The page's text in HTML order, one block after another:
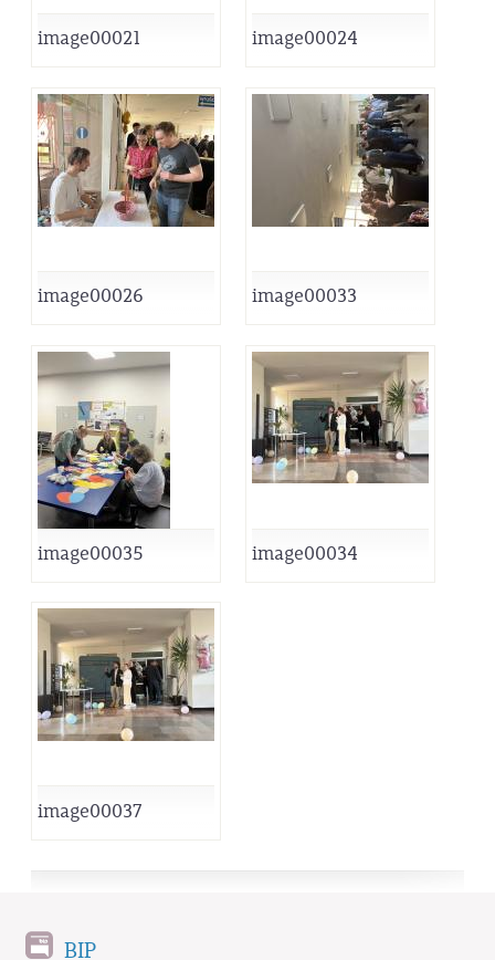
image00021 image00024
image00026 image00033
image00035 image00034
image00037
BIP